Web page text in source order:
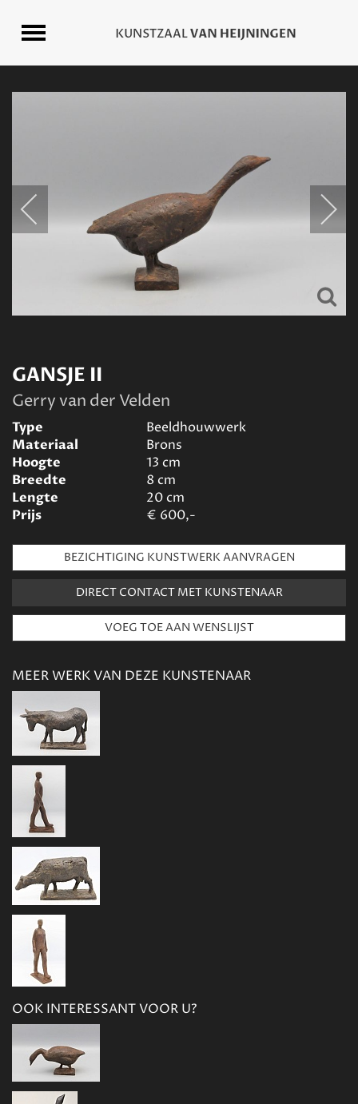
GANSJE II
Gerry van der Velden
Type
Beeldhouwwerk
Materiaal
Brons
Hoogte
13 cm
Breedte
8 cm
Lengte
20cm
Prijs
€ 600,-
BEZICHTIGING KUNSTWERK AANVRAGEN
DIRECT CONTACT MET KUNSTENAAR
MEER WERK VAN DEZE KUNSTENAAR
OOK INTERESSANT VOOR U?